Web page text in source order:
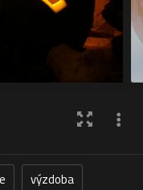
výzdoba